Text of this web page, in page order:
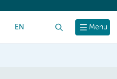
Menu
EN